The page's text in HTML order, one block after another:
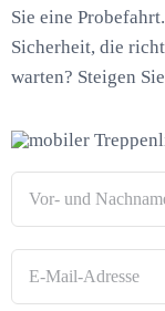
Sie eine
Sicherheit, die
warten? Steigen